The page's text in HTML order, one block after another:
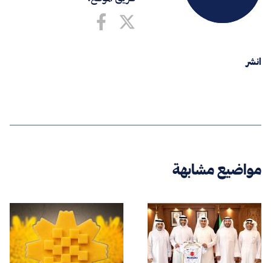
انشر
مواضيع مشابهة